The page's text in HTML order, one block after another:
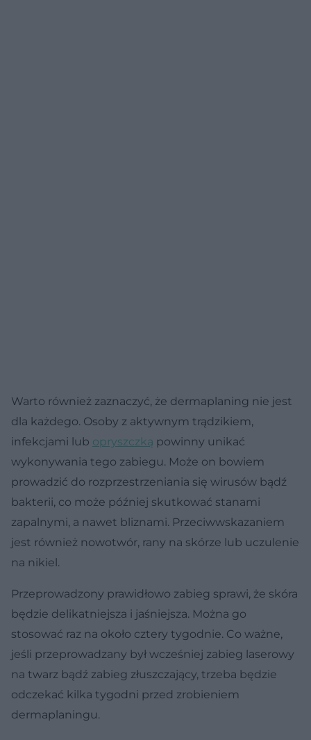
Warto również zaznaczyć, że dermaplaning nie jest
dla każdego. Osoby z aktywnym trądzikiem,
infekcjami lub opryszczką powinny unikać
wykonywania tego zabiegu. Może on bowiem
prowadzić do rozprzestrzeniania się wirusów bądź
bakterii, co może później skutkować stanami
zapalnymi, a nawet bliznami. Przeciwwskazaniem
jest również nowotwór, rany na skórze lub uczulenie
na nikiel.
Przeprowadzony prawidłowo zabieg sprawi, że skóra
będzie delikatniejsza i jaśniejsza. Można go
stosować raz na około cztery tygodnie. Co ważne,
jeśli przeprowadzany był wcześniej zabieg laserowy
na twarz bądź zabieg złuszczający, trzeba będzie
odczekać kilka tygodni przed zrobieniem
dermaplaningu.